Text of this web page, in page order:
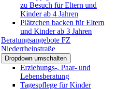
zu Besuch für Eltern und
Kinder ab 4 Jahren
Plätzchen backen für Eltern
und Kinder ab 3 Jahren
Beratungsangebote FZ
Niederrheinstraße
Dropdown umschalten
Erziehungs-, Paar- und
Lebensberatung
Tagespflege für Kinder